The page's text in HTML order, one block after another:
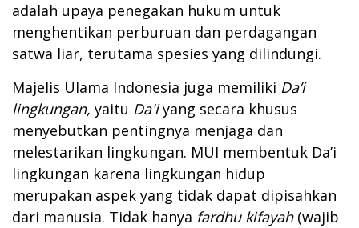
adalah upaya penegakan hukum untuk
menghentikan perburuan dan perdagangan
satwa liar, terutama spesies yang dilindungi.
Majelis Ulama Indonesia juga memiliki Da’i
lingkungan, yaitu Da'iyang secara khusus
menyebutkan pentingnya menjaga dan
melestarikan lingkungan. MUI membentuk Da’i
lingkungan karena lingkungan hidup
merupakan aspek yang tidak dapat dipisahkan
dari manusia. Tidak hanya fardhu kifayah(wajib